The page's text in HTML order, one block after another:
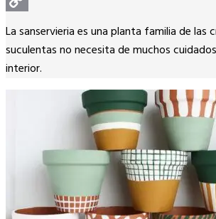
Copy
Link
La sanservieria es una planta familia de las
suculentas no necesita de muchos
interior.